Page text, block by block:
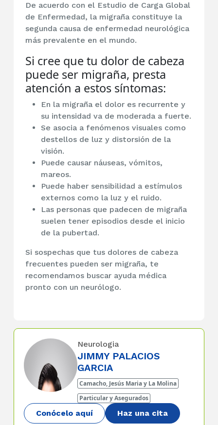
De acuerdo con el Estudio de Carga Global
de Enfermedad, la migraña constituye la
segunda causa de enfermedad neurológica
más prevalente en el mundo.
Si cree que tu dolor de cabeza
puede ser migraña, presta
atención a estos síntomas:
En la migraña el dolor es recurrente y
su intensidad va de moderada a fuerte.
Se asocia a fenómenos visuales como
destellos de luz y distorsión de la
visión.
Puede causar náuseas, vómitos,
mareos.
Puede haber sensibilidad a estímulos
externos como la luz y el ruido.
Las personas que padecen de migraña
suelen tener episodios desde el inicio
de la pubertad.
Si sospechas que tus dolores de cabeza
frecuentes pueden ser migraña, te
recomendamos buscar ayuda médica
pronto con un neurólogo.
Neurologia
JIMMY PALACIOS
GARCIA
Camacho, Jesús Maria y La Molina
Particular y Asegurados
Conócelo aquí Haz una cita